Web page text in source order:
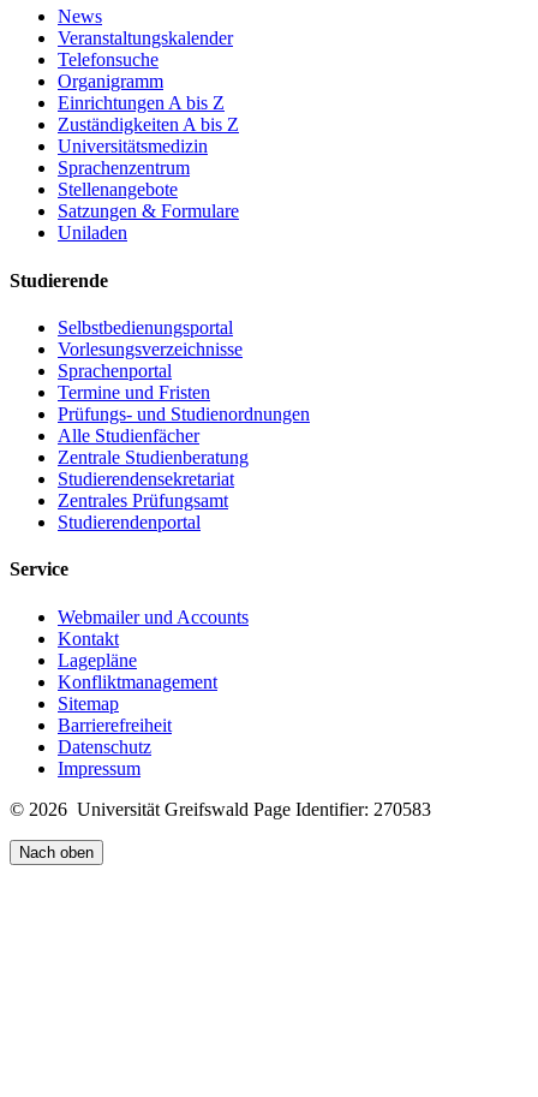
News
Veranstaltungskalender
Telefonsuche
Organigramm
Einrichtungen A bis Z
Zuständigkeiten A bis Z
Universitätsmedizin
Sprachenzentrum
Stellenangebote
Satzungen & Formulare
Uniladen
Studierende
Selbstbedienungsportal
Vorlesungsverzeichnisse
Sprachenportal
Termine und Fristen
Prüfungs- und Studienordnungen
Alle Studienfächer
Zentrale Studienberatung
Studierendensekretariat
Zentrales Prüfungsamt
Studierendenportal
Service
Webmailer und Accounts
Kontakt
Lagepläne
Konfliktmanagement
Sitemap
Barrierefreiheit
Datenschutz
Impressum
© 2026 Universität Greifswald Page Identifier: 270583
Nach oben